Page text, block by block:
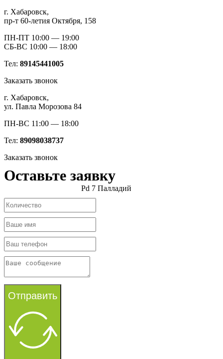
г. Хабаровск,
пр-т 60-летия Октября, 158
ПН-ПТ 10:00 — 19:00
СБ-ВС 10:00 — 18:00
Тел: 89145441005
Заказать звонок
г. Хабаровск,
ул. Павла Морозова 84
ПН-ВС 11:00 — 18:00
Тел: 89098038737
Заказать звонок
Оставьте заявку
Pd 7 Палладий
Отправить